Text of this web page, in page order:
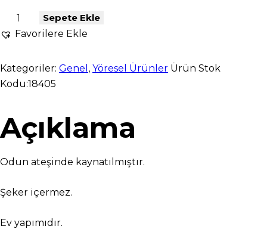
Sepete Ekle
Favorilere Ekle
Kategoriler: Genel , Yöresel Ürünler Ürün Stok
Kodu:18405
Açıklama
Odun ateşinde kaynatılmıştır.
Şeker içermez.
Ev yapımıdır.